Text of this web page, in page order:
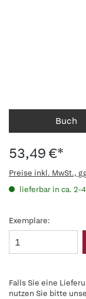
Buch
53,49 €*
Preise inkl. MwSt.,
lieferbar in ca. 2-
Exemplare:
Falls Sie eine
nutzen Sie bitte